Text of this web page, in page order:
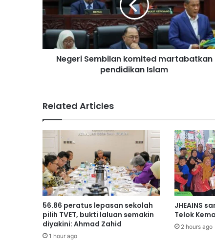
i
S
e
m
k
o
m
t
e
d
m
a
r
t
a
b
Negeri Sembilan komited martabatkan
pendidikan Islam
Related Articles
56.86 peratus lepasan sekolah
pilih TVET, bukti laluan semakin
diyakini: Ahmad Zahid
1 hour ago
JHEAINS
Telok
2 hours ago